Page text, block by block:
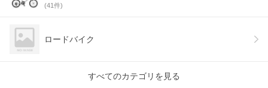
(41件)
ロードバイク
すべてのカテゴリを見る